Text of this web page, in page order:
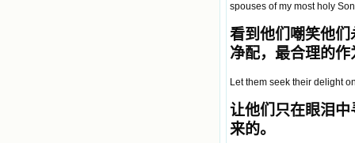
spouses of my most holy
看到他们嘲笑他
净配，最合理的作
Let them seek their delight
让他们只在眼泪
来的。